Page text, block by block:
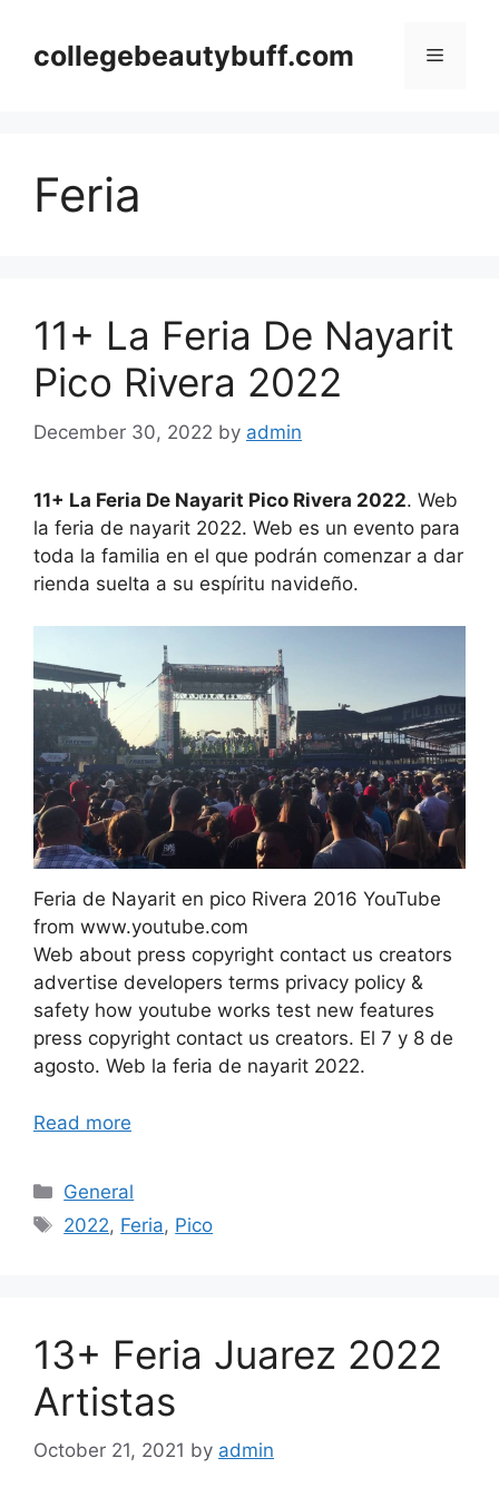
contentcollegebeautybuff.com Menu
Feria
11+ La Feria De Nayarit
Pico Rivera 2022
December 30, 2022 by admin
11+ La Feria De Nayarit Pico Rivera 2022. Web
la feria de nayarit 2022. Web es un evento para
toda la familia en el que podrán comenzar a dar
rienda suelta a su espíritu navideño.
Feria de Nayarit en pico Rivera 2016 YouTube
from www.youtube.com
Web about press copyright contact us creators
advertise developers terms privacy policy &
safety how youtube works test new features
press copyright contact us creators. El 7 y 8 de
agosto. Web la feria de nayarit 2022.
Read more
Categories
General
Tags
2022, Feria, Pico
13+ Feria Juarez 2022
Artistas
October 21, 2021 by admin